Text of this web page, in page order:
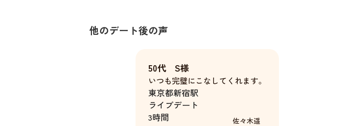
他のデート後の声
50代 S様
いつも完璧にこなしてくれます。
東京都新宿駅
ライブデート
3時間
佐々木遥